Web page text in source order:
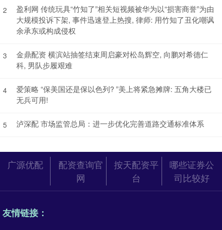
2
盈利网 传统玩具“竹知了”相关短视频被华为以“损害商誉”为由
大规模投诉下架, 事件迅速登上热搜, 律师: 用竹知了丑化嘲讽
余承东或构成侵权
3
金鼎配资 横滨站抽签结束周启豪对松岛辉空, 向鹏对希德仁
科, 男队步履艰难
4
爱策略 “保美国还是保以色列? ”美上将紧急摊牌: 五角大楼已
无兵可用!
5 泸深配 市场监管总局：进一步优化完善道路交通标准体系
广源优配
配资查询官
网
按天配资平
台
哪些证券公
司比较好
友情链接：